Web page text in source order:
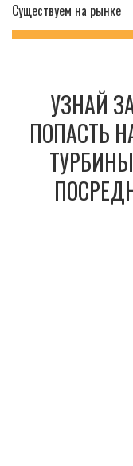
Существуем на рынке
УЗНАЙ
ПОПАСТЬ